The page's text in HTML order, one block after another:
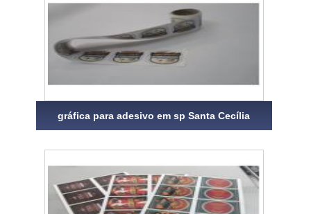
gráfica para adesivo em sp Santa Cecília